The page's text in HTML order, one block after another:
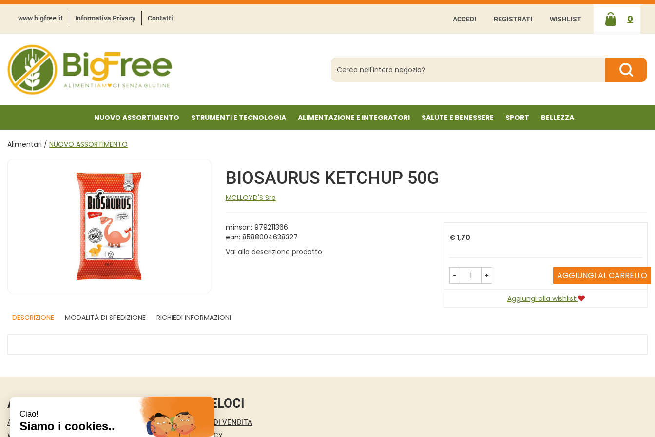
Passa
principale
www.bigfree.it Informativa Privacy Contatti ACCEDI REGISTRATI WISHLIST 0
ARTICOLI
INSERITI
BigFree
-
Punto
celiachia
Cerca
Prodotto
Cerca
NUOVO ASSORTIMENTO STRUMENTI E TECNOLOGIA ALIMENTAZIONE E INTEGRATORI SALUTE E BENESSERE SPORT BELLEZZA
Alimentari / NUOVO ASSORTIMENTO
BIOSAURUS KETCHUP 50G
MCLLOYD'S Sro
minsan: 979211366
ean: 8588004638327
Vai alla descrizione prodotto
Prezzo
€ 1,70
- + AGGIUNGI AL CARRELLO
Aggiungi alla wishlist
DESCRIZIONE
MODALITÀ DI SPEDIZIONE RICHIEDI INFORMAZIONI
AREA UTENTE
ACCEDI
LINK VELOCI
CONDIZIONI DI VENDITA